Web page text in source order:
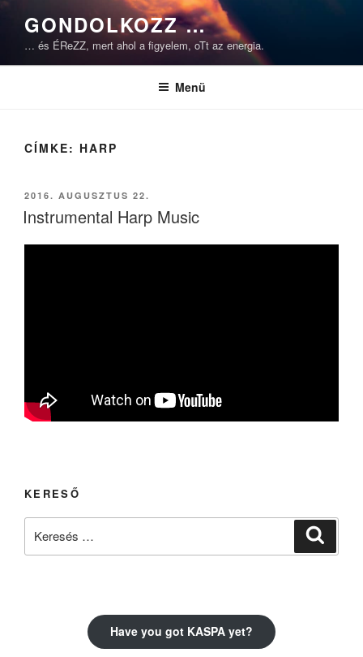
Tartalomhoz
GONDOLKOZZ …
… és ÉReZZ, mert ahol a figyelem, oTt az energia.
Menü
CÍMKE: HARP
BEKÜLDVE:
2016. AUGUSZTUS 22.
Instrumental Harp Music
KERESŐ
Have you got KASPA yet?